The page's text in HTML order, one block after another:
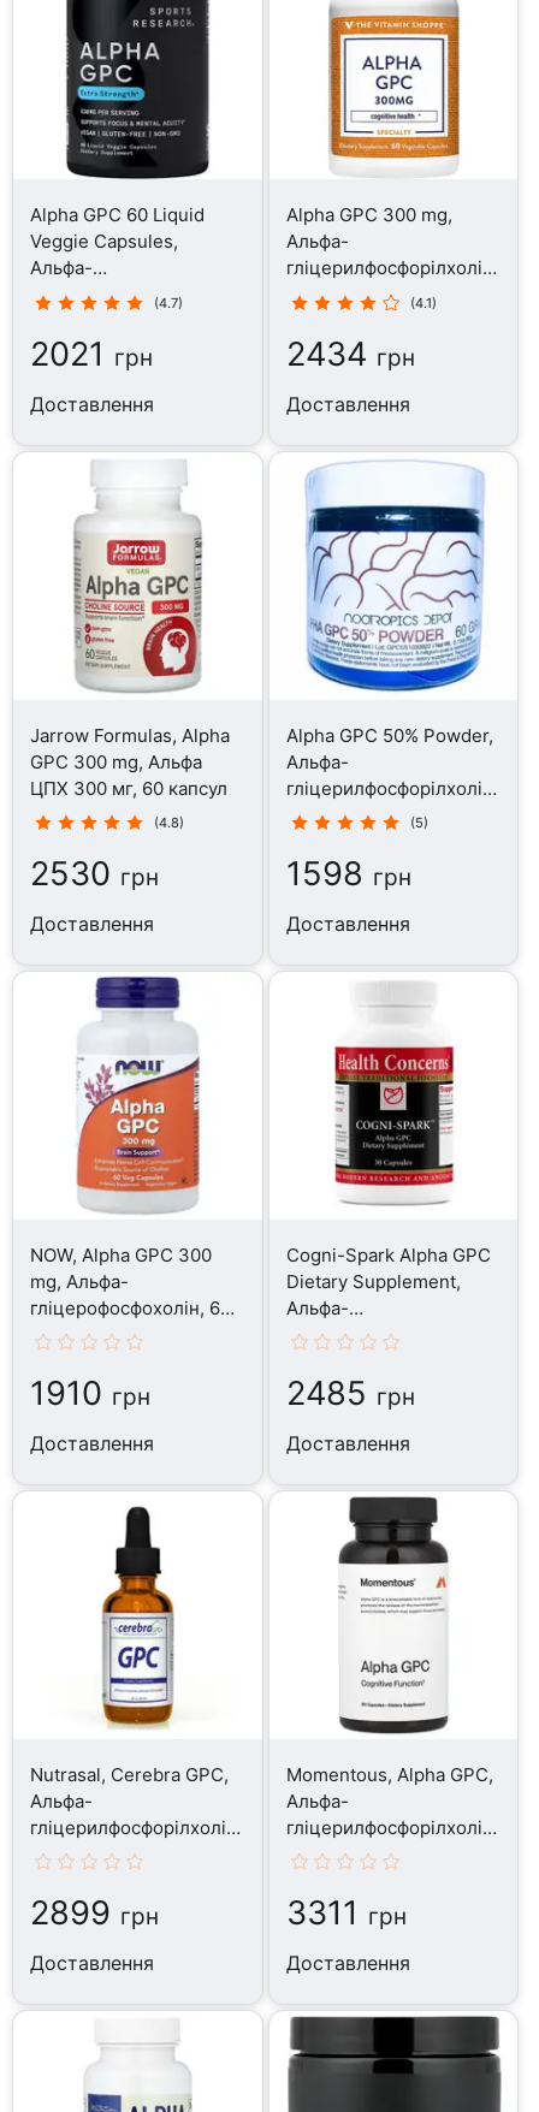
Alpha GPC 60 Liquid
Veggie Capsules,
Альфа-
гліцерилфосфорілхолін,
(4.7)
2021 грн
Доставлення
Alpha GPC 300 mg,
Альфа-
гліцерилфосфорілхолін,
60 капсул
(4.1)
2434 грн
Доставлення
Jarrow Formulas, Alpha
GPC 300 mg, Альфа
ЦПХ 300 мг, 60 капсул
(4.8)
2530 грн
Доставлення
Alpha GPC 50% Powder,
Альфа-
гліцерилфосфорілхолін,
60 г
(5)
1598 грн
Доставлення
NOW, Alpha GPC 300
mg, Альфа-
гліцерофосфохолін, 60
капсул
1910 грн
Доставлення
Cogni-Spark Alpha GPC
Dietary Supplement,
Альфа-
гліцерилфосфорілхолін,
2485 грн
Доставлення
Nutrasal, Cerebra GPC,
Альфа-
гліцерилфосфорілхолін,
60 мл
2899 грн
Доставлення
Momentous, Alpha GPC,
Альфа-
гліцерилфосфорілхолін,
60 капсул
3311 грн
Доставлення